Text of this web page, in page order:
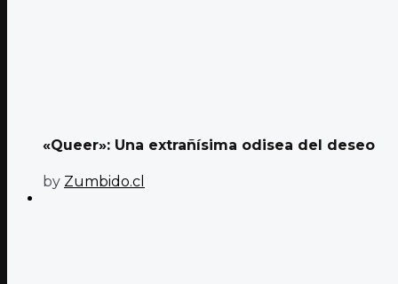
«Queer»: Una extrañísima odisea del deseo
by Zumbido.cl